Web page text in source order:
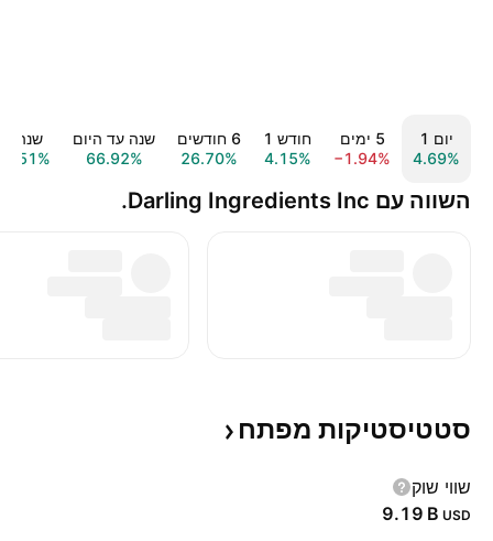
יום ‎1‎
4.69%
‎5‎ ימים
−1.94%
חודש ‎1‎
4.15%
‎6‎ חודשים
26.70%
שנה עד היום
66.92%
שנה ‎1‎
השווה עם Darling Ingredients Inc.
סטטיסטיקות מפתח
שווי שוק
‪9.19 B‬ USD